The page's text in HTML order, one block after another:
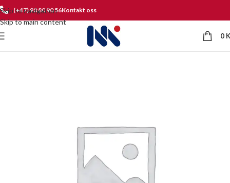
Skip to navigation
Skip to main content
(+47) 90 80 90 56Kontakt oss
0